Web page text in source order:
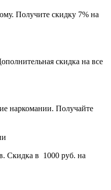
Получите скидку 7% на
скидка на все
наркомании. Получайте
Скидка в 1000 руб. на